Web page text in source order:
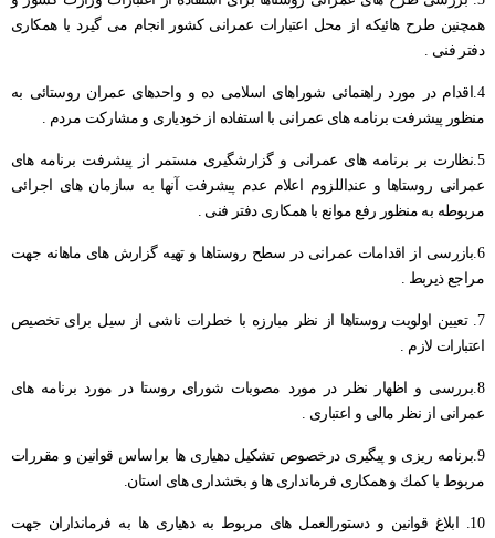
همچنین طرح هائیكه از محل اعتبارات عمرانی كشور انجام می گیرد با همكاری
دفتر فنی .
4.اقدام در مورد راهنمائی شوراهای اسلامی ده و واحدهای عمران روستائی به
منظور پیشرفت برنامه های عمرانی با استفاده از خودیاری و مشاركت مردم .
5.نظارت بر برنامه های عمرانی و گزارشگیری مستمر از پیشرفت برنامه های
عمرانی روستاها و عنداللزوم اعلام عدم پیشرفت آنها به سازمان های اجرائی
مربوطه به منظور رفع موانع با همكاری دفتر فنی .
6.بازرسی از اقدامات عمرانی در سطح روستاها و تهیه گزارش های ماهانه جهت
مراجع ذیربط .
7. تعیین اولویت روستاها از نظر مبارزه با خطرات ناشی از سیل برای تخصیص
اعتبارات لازم .
8.بررسی و اظهار نظر در مورد مصوبات شورای روستا در مورد برنامه های
عمرانی از نظر مالی و اعتباری .
9.برنامه ریزی و پیگیری درخصوص تشكیل دهیاری ها براساس قوانین و مقررات
مربوط با كمك و همكاری فرمانداری ها و بخشداری های استان.
10. ابلاغ قوانین و دستورالعمل های مربوط به دهیاری ها به فرمانداران جهت
دفتر امور بانوان و خانواده
مدیریت بحران
دفتر برنامه ریزی نوسازی و تحول اداری
پایگاه امر به معروف و نهی از منکر
پایگاه بنیاد شهید و امور ایثارگران
قرارگاه اقتصادی مقاومتی استان
فرمانداری آبدانان
فرمانداری چرداول
فرمانداری هلیلان
فرمانداری ملکشاهی
فرمانداری ایوان
چشم انداز استان ایلام
سامانه راهبری میز خدمت حضوری
دارندگان پروانه دفاتر خدمات پیشخوان استان
سامانه انتشار و دسترسی آزاد به اطلاعات
پیشخوان ارباب رجوع (ثبت و رهگیری مکاتبات)
سامانه آموزش، پژوهش و مدیریت دانش
شرح وظایف استانداری
درباره ما
تلفن دفاتر مدیران استانداری
خط مشی تارنما
تصمیم گیری الکترونیکی
بیانیه حریم خصوصی
دستورالعمل بروزرسانی سایت
بیانیه توافقنامه سطح خدمت
حقوق شهروندی
نظر، انتقاد، پیشنهاد
تلفن های ضروری استان
راهنمای ثبت شکایت
راهنمای رسیدگی به تخلفات اداری
تماس با ما
فعالان اقتصادی
درخواست های واحدهای اقتصادی
راهنمای فعالان اقتصادی
پیام های استاندار
گالری تصاویر
گالری استاندار
گالری فیلم
اخبار انتخابات
اخبار وزارت کشور، استانداری ایلام
پربازدیدترین اخبار
نشریات دفتر روابط عمومی
نشريات دفتر بازرسی، امور حقوقی و ارزيابی عملکرد
نشريات دفترپدافندغيرعامل
آرشیو اطلاعیه ها و بخشنامه ها
قوانین و مقررات
قانون اساسی
چشم انداز استان ایلام
قانون برنامه هفتم توسعه
مناقصه، مزایده و فراخوان
شفافیت و تعارض منافع
پرسش و پاسخ های متداول
جستجو